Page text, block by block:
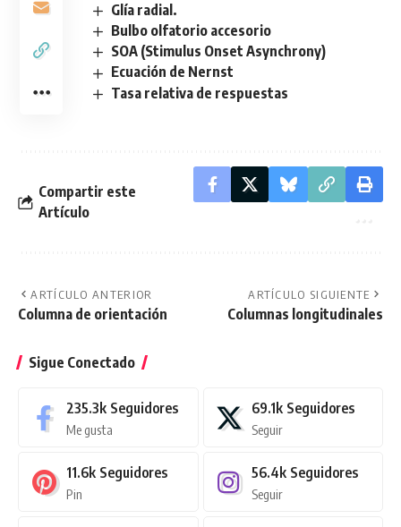
Glía radial.
Bulbo olfatorio accesorio
SOA (Stimulus Onset Asynchrony)
Ecuación de Nernst
Tasa relativa de respuestas
Compartir este
Artículo
ARTÍCULO ANTERIOR
Columna de orientación
ARTÍCULO SIGUIENTE
Columnas longitudinales
Sigue Conectado
235.3k Seguidores
Me gusta
69.1k Seguidores
Seguir
11.6k Seguidores
Pin
56.4k Seguidores
Seguir